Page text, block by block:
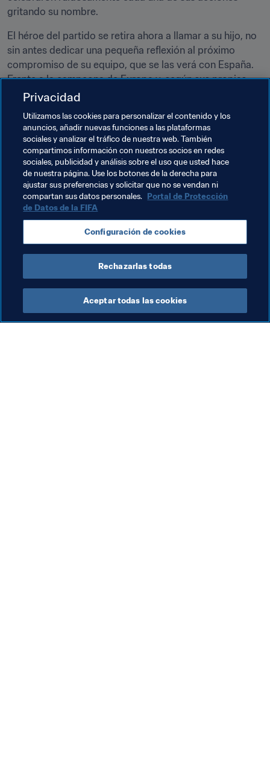
gritando su nombre.
El héroe del partido se retira ahora a llamar a su hijo, no
sin antes dedicar una pequeña reflexión al próximo
compromiso de su equipo, que se las verá con España.
Frente a la campeona de Europa y, según sus propias
palabras, con la ayuda de Dios, Vassoura espera volver a
mantener su portería inmaculada y barrer el frente de
ataque con el objetivo de lograr todos los goles
posibles.
Temas relacionados
Competiciones Azerbaijan Morocco CAF
UEFA
Privacidad
Utilizamos las cookies para personalizar el contenido y los
anuncios, añadir nuevas funciones a las plataformas
sociales y analizar el tráfico de nuestra web. También
compartimos información con nuestros socios en redes
sociales, publicidad y análisis sobre el uso que usted hace
de nuestra página. Use los botones de la derecha para
ajustar sus preferencias y solicitar que no se vendan ni
compartan sus datos personales. Portal de Protección
de Datos de la FIFA
Configuración de cookies
Rechazarlas todas
Aceptar todas las cookies